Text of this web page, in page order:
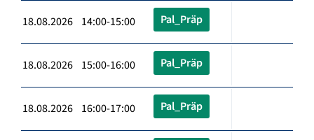
18.08.2026 14:00-15:00 Pal_Präp
18.08.2026 15:00-16:00 Pal_Präp
18.08.2026 16:00-17:00 Pal_Präp